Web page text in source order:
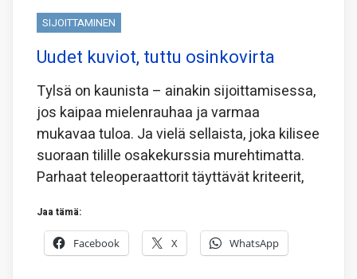
SIJOITTAMINEN
Uudet kuviot, tuttu osinkovirta
Tylsä on kaunista – ainakin sijoittamisessa,
jos kaipaa mielenrauhaa ja varmaa
mukavaa tuloa. Ja vielä sellaista, joka kilisee
suoraan tilille osakekurssia murehtimatta.
Parhaat teleoperaattorit täyttävät kriteerit,
Jaa tämä:
Facebook X WhatsApp